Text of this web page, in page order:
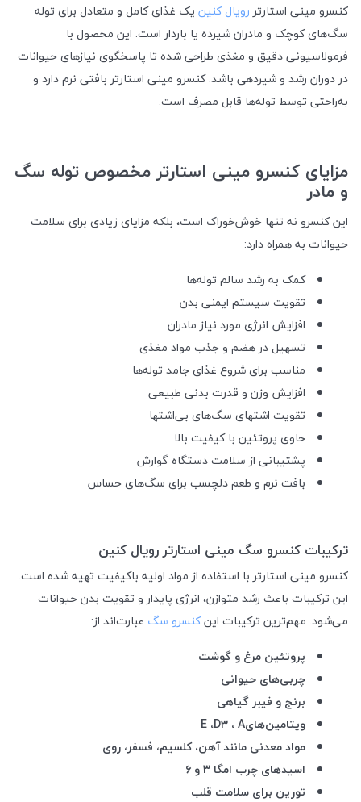
کنسرو مینی استارتررویال کنین یک غذای کامل و متعادل برای توله
سگ‌های کوچک و مادران شیرده یا باردار است. این محصول با
فرمولاسیونی دقیق و مغذی طراحی شده تا پاسخگوی نیازهای حیوانات
در دوران رشد و شیردهی باشد. کنسرو مینی استارتر بافتی نرم دارد و
به‌راحتی توسط توله‌ها قابل مصرف است.
مزایای کنسرو مینی استارتر مخصوص توله سگ
و مادر
این کنسرو نه تنها خوش‌خوراک است، بلکه مزایای زیادی برای سلامت
حیوانات به همراه دارد:
کمک به رشد سالم توله‌ها
تقویت سیستم ایمنی بدن
افزایش انرژی مورد نیاز مادران
تسهیل در هضم و جذب مواد مغذی
مناسب برای شروع غذای جامد توله‌ها
افزایش وزن و قدرت بدنی طبیعی
تقویت اشتهای سگ‌های بی‌اشتها
حاوی پروتئین با کیفیت بالا
پشتیبانی از سلامت دستگاه گوارش
بافت نرم و طعم دلچسب برای سگ‌های حساس
ترکیبات کنسرو سگ مینی استارتر رویال کنین
کنسرو مینی استارتر با استفاده از مواد اولیه باکیفیت تهیه شده است.
این ترکیبات باعث رشد متوازن، انرژی پایدار و تقویت بدن حیوانات
می‌شود. مهم‌ترین ترکیبات اینکنسرو سگ عبارت‌اند از:
پروتئین مرغ و گوشت
چربی‌های حیوانی
برنج و فیبر گیاهی
ویتامین‌هایA، D3، E
مواد معدنی مانند آهن، کلسیم، فسفر، روی
اسیدهای چرب امگا ۳و ۶
تورین برای سلامت قلب